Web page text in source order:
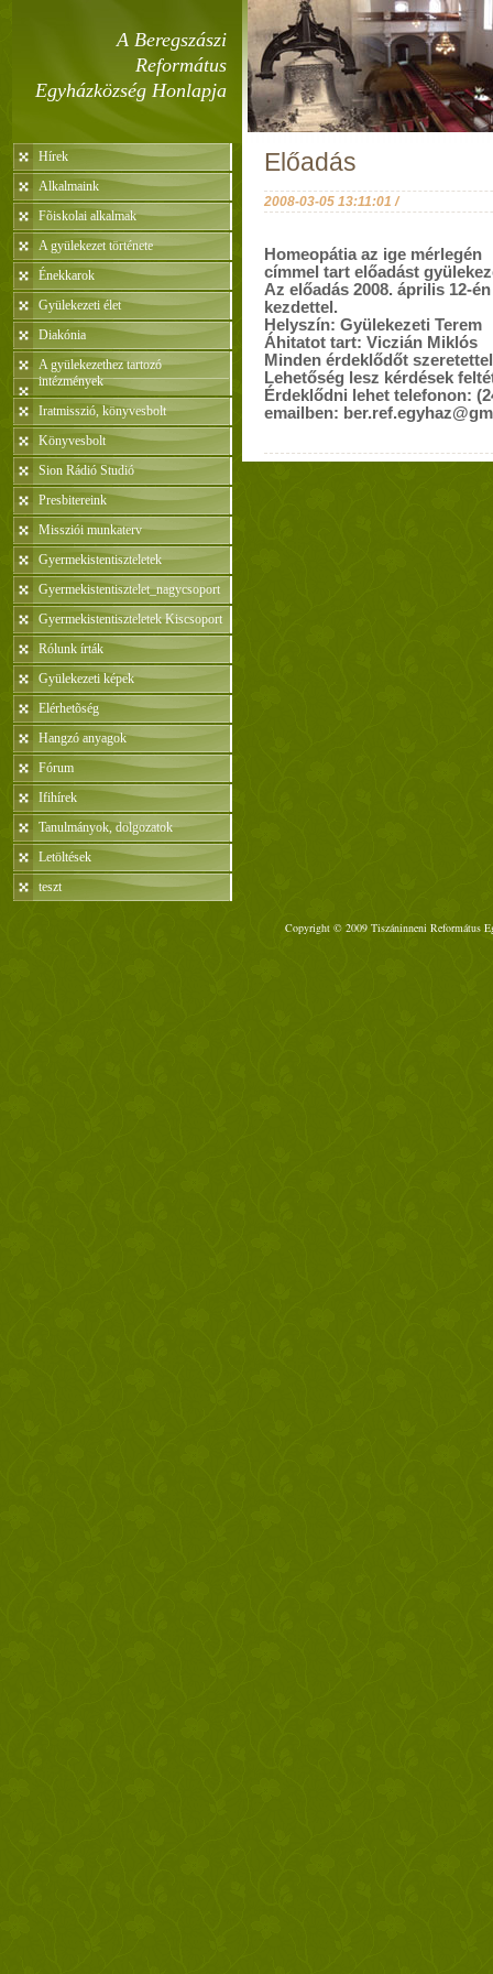
A Beregszászi
Református
Egyházközség Honlapja
Hírek
Alkalmaink
Fõiskolai alkalmak
A gyülekezet története
Énekkarok
Gyülekezeti élet
Diakónia
A gyülekezethez tartozó
intézmények
Iratmisszió, könyvesbolt
Könyvesbolt
Sion Rádió Studió
Presbitereink
Missziói munkaterv
Gyermekistentiszteletek
Gyermekistentisztelet_nagycsoport
Gyermekistentiszteletek Kiscsoport
Rólunk írták
Gyülekezeti képek
Elérhetõség
Hangzó anyagok
Fórum
Ifihírek
Tanulmányok, dolgozatok
Letöltések
teszt
Előadás
2008-03-05 13:11:01 /
Homeopátia az ige mérlegén
címmel tart előadást
Az előadás 2008. április 12-én
kezdettel.
Helyszín: Gyülekezeti Terem
Áhitatot tart: Viczián Miklós
Minden érdeklődőt
Lehetőség lesz kérdések
Érdeklődni lehet telefonon:
emailben:
Copyright © 2009 Tiszáninneni Református